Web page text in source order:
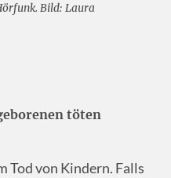
Bild: Laura
töten
Tod von Kindern. Falls